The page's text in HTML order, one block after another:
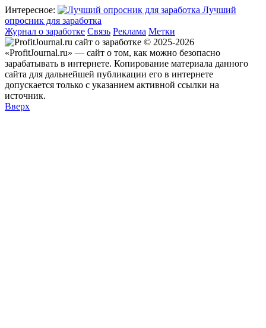
Интересное:
Лучший
опросник для заработка
Журнал о заработке Связь Реклама Метки
© 2025-2026
«ProfitJournal.ru» — сайт о том, как можно безопасно
зарабатывать в интернете. Копирование материала данного
сайта для дальнейшей публикации его в интернете
допускается только с указанием активной ссылки на
источник.
Вверх